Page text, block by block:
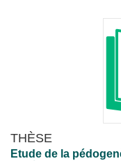
THÈSE
Etude de la